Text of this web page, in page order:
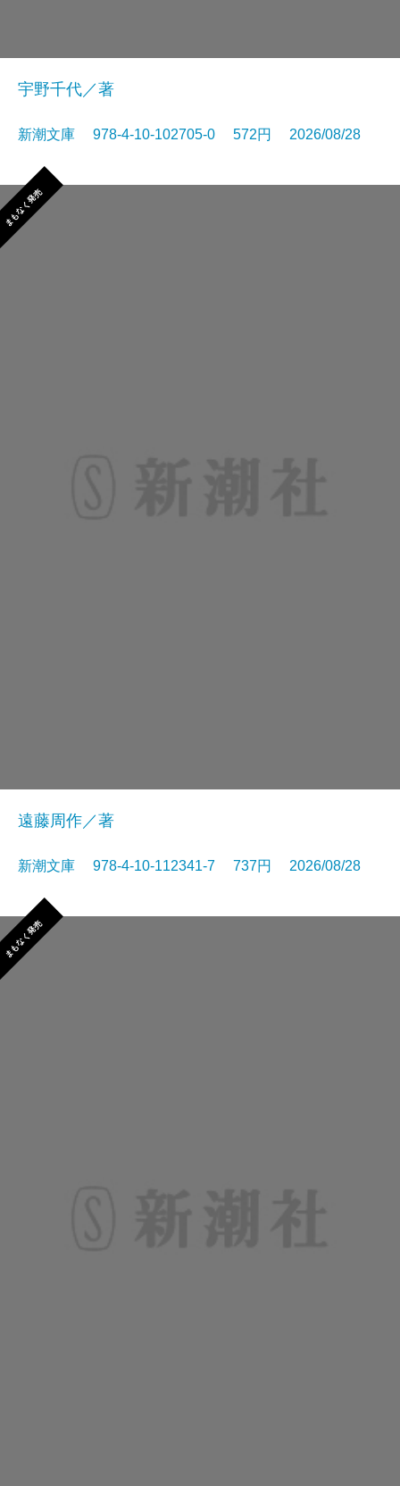
宇野千代／著
新潮文庫 978-4-10-102705-0 572円 2026/08/28
まもなく発売
遠藤周作／著
新潮文庫 978-4-10-112341-7 737円 2026/08/28
まもなく発売